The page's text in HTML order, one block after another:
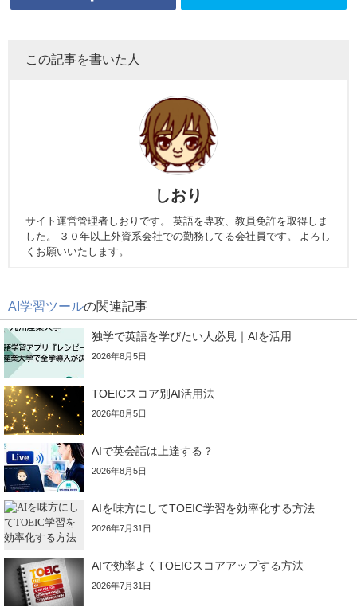
この記事を書いた人
しおり
サイト運営管理者しおりです。 英語を専攻、教員免許を取得しま
した。 ３０年以上外資系会社での勤務してる会社員です。 よろし
くお願いいたします。
AI学習ツールの関連記事
独学で英語を学びたい人必見｜AIを活用
2026年8月5日
TOEICスコア別AI活用法
2026年8月5日
AIで英会話は上達する？
2026年8月5日
AIを味方にしてTOEIC学習を効率化する方法
2026年7月31日
AIで効率よくTOEICスコアアップする方法
2026年7月31日